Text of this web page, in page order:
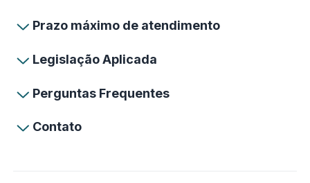
Prazo máximo de atendimento
Legislação Aplicada
Perguntas Frequentes
Contato